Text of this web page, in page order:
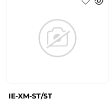
IE-XM-ST/ST